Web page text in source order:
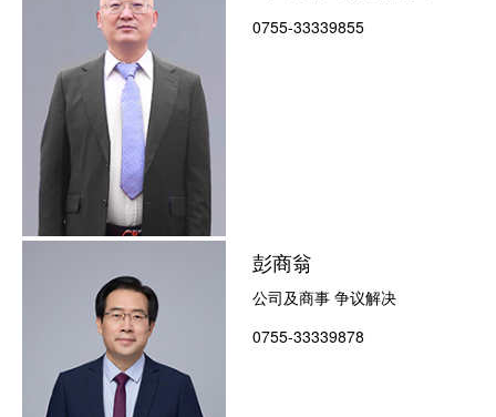
0755-33339855
彭商翁
公司及商事 争议解决
0755-33339878